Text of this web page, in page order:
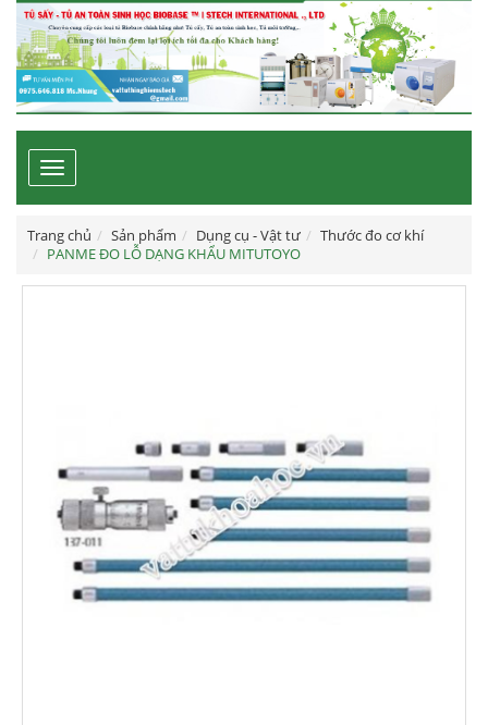
Toggle
navigation
Trang chủ Sản phẩm Dụng cụ - Vật tư
Thước đo cơ khí
PANME ĐO LỖ DẠNG KHẨU MITUTOYO